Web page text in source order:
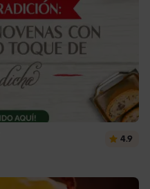
4.9